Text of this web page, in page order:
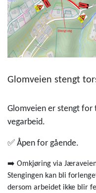
Glomveien stengt
Glomveien er stengt for
vegarbeid.
✅ Åpen for gående.
➡️ Omkjøring via
Stengingen kan bli
dersom arbeidet ikke blir